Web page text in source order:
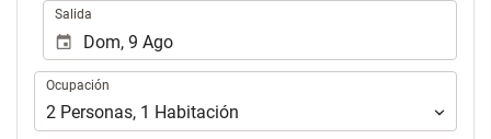
Salida
Ocupación
Ocupación
2 Personas, 1 Habitación